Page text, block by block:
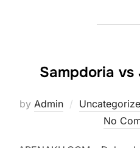
Sampdoria
by Admin
No